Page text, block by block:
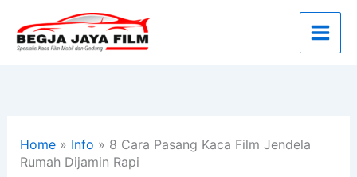
konten
Home» Info » 8 Cara Pasang Kaca Film Jendela
Rumah Dijamin Rapi